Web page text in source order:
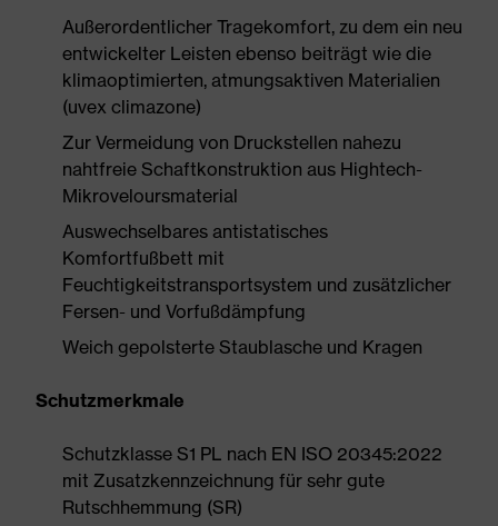
Außerordentlicher Tragekomfort, zu dem ein neu
entwickelter Leisten ebenso beiträgt wie die
klimaoptimierten, atmungsaktiven Materialien
(uvex climazone)
Zur Vermeidung von Druckstellen nahezu
nahtfreie Schaftkonstruktion aus Hightech-
Mikroveloursmaterial
Auswechselbares antistatisches
Komfortfußbett mit
Feuchtigkeitstransportsystem und zusätzlicher
Fersen- und Vorfußdämpfung
Weich gepolsterte Staublasche und Kragen
Schutzmerkmale
Schutzklasse S1 PL nach EN ISO 20345:2022
mit Zusatzkennzeichnung für sehr gute
Rutschhemmung (SR)